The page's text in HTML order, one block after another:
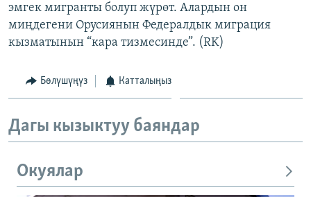
эмгек мигранты болуп жүрөт. Алардын он
миңдегени Орусиянын Федералдык миграция
кызматынын “кара тизмесинде”. (RK)
Бөлүшүңүз Катталыңыз
Дагы кызыктуу баяндар
Окуялар